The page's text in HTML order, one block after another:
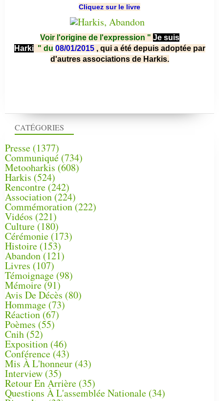
CATÉGORIES
Presse (1377)
Communiqué (734)
Metooharkis (608)
Harkis (524)
Rencontre (242)
Association (224)
Commémoration(222)
Vidéos (221)
Culture(180)
Cérémonie (173)
Histoire (153)
Abandon(121)
Livres (107)
Témoignage (98)
Mémoire (91)
Avis De Décès (80)
Hommage (73)
Réaction(67)
Poèmes (55)
Cnih (52)
Exposition (46)
Conférence(43)
Mis À L'honneur (43)
Interview (35)
Retour En Arrière (35)
Questions À L'assemblée Nationale (34)
Cliquez sur le livre
Voir l'origine de l'expression " Je suis
Harki " du 08/01/2015 , qui a été depuis adoptée par
d'autres associations de Harkis.